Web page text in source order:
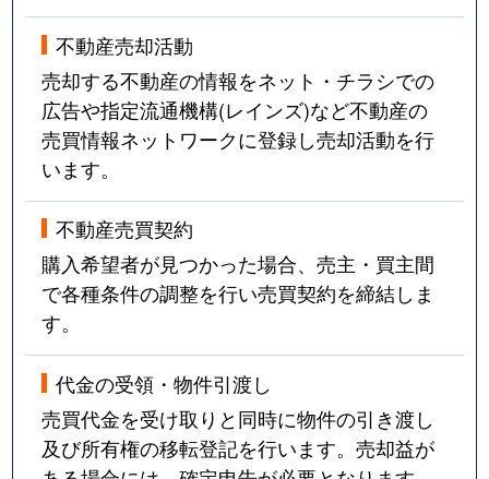
不動産売却活動
売却する不動産の情報をネット・チラシでの
広告や指定流通機構(レインズ)など不動産の
売買情報ネットワークに登録し売却活動を行
います。
不動産売買契約
購入希望者が見つかった場合、売主・買主間
で各種条件の調整を行い売買契約を締結しま
す。
代金の受領・物件引渡し
売買代金を受け取りと同時に物件の引き渡し
及び所有権の移転登記を行います。売却益が